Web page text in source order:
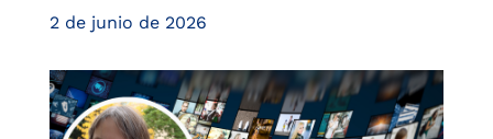
2 de junio de 2026